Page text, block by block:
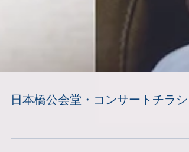
日本橋公会堂・コンサートチラシ